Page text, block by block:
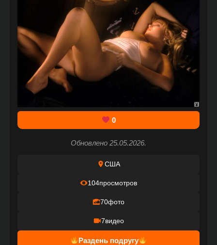
0
Обновлено 25.05.2026.
США
104просмотров
70фото
7видео
Раздень подругу